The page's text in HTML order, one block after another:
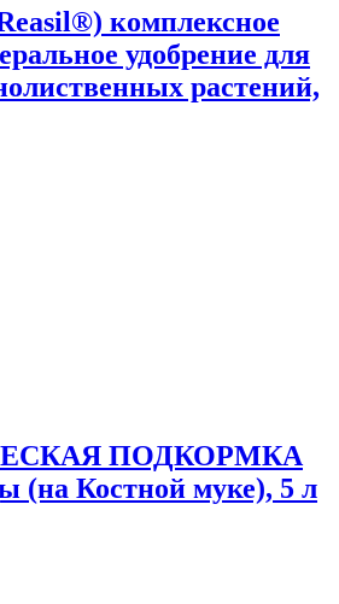
комплексное
удобрение для
растений,
ПОДКОРМКА
(на Костной муке), 5 л